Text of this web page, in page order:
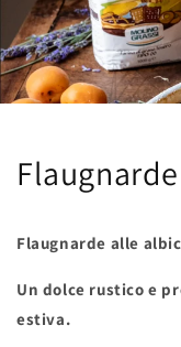
Flaugnarde
Flaugnarde alle
Un dolce rustico e
estiva.